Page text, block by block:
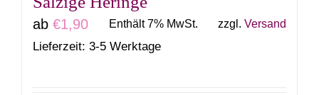
werden
ab €1,90 Enthält 7% MwSt. zzgl. Versand
Lieferzeit: 3-5 Werktage